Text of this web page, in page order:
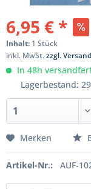
6,95 € *
Inhalt: 1 Stück
inkl. MwSt.zzgl.
In 48h
Lagerbestand: 29
Merken
Artikel-Nr.: AUF-